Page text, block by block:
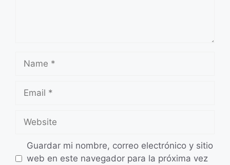
Guardar mi nombre, correo electrónico y sitio
web en este navegador para la próxima vez